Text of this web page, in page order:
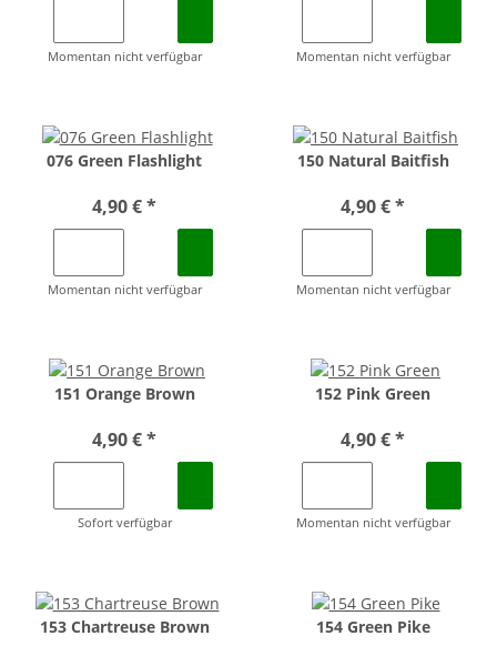
Momentan nicht verfügbar Momentan nicht verfügbar
076 Green Flashlight
4,90 €*
Momentan nicht verfügbar
150 Natural Baitfish
4,90 €*
Momentan nicht verfügbar
151 Orange Brown
4,90 €*
Sofort verfügbar
152 Pink Green
4,90 €*
Momentan nicht verfügbar
153 Chartreuse Brown 154 Green Pike